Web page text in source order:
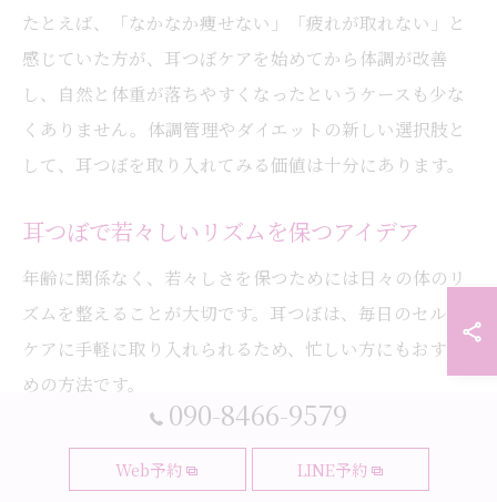
たとえば、「なかなか痩せない」「疲れが取れない」と
感じていた方が、耳つぼケアを始めてから体調が改善
し、自然と体重が落ちやすくなったというケースも少な
くありません。体調管理やダイエットの新しい選択肢と
して、耳つぼを取り入れてみる価値は十分にあります。
耳つぼで若々しいリズムを保つアイデア
年齢に関係なく、若々しさを保つためには日々の体のリ
ズムを整えることが大切です。耳つぼは、毎日のセルフ
ケアに手軽に取り入れられるため、忙しい方にもおすす
めの方法です。
具体的には、朝の目覚め時や夜のリラックスタイムに耳
つぼマッサージを取り入れることで、自律神経のバラン
090-8466-9579
Web予約 LINE予約